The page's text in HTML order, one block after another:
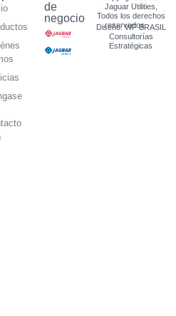
de
negocio
Jaguar Utilities,
Todos los derechos
reservados.
Diseño: WF BRASIL
Consultorías
Estratégicas